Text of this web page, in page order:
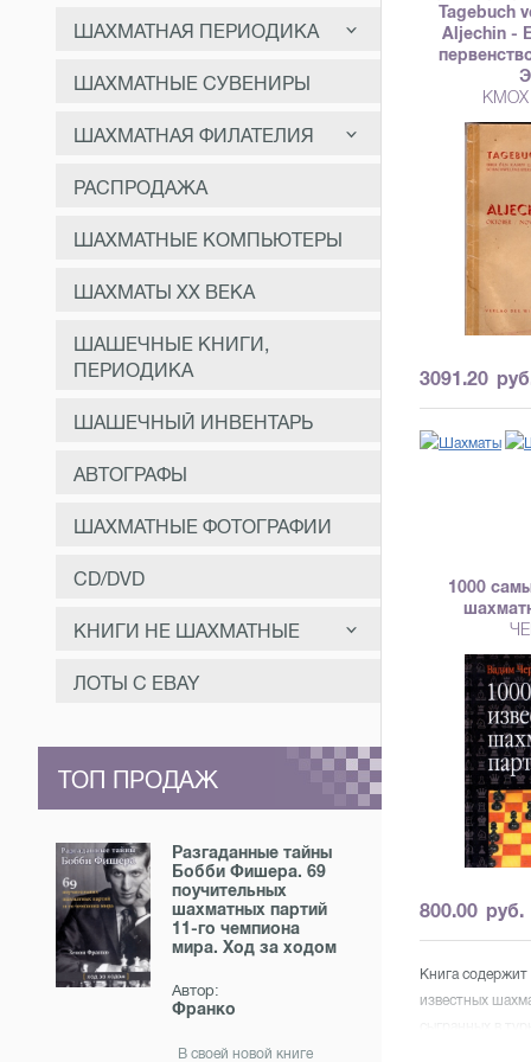
Книги до 1918г
Книги 1946-1990 гг
Шахматы подарочные,
Напольные (гигантские)
ШАХМАТНАЯ ПЕРИОДИКА
Шахматные спецвыпуски
периодика
года
ШАХМАТНЫЕ СУВЕНИРЫ
ШАХМАТНАЯ ФИЛАТЕЛИЯ
Марки
Денежные знаки
РАСПРОДАЖА
ШАХМАТНЫЕ КОМПЬЮТЕРЫ
ШАХМАТЫ ХХ ВЕКА
ШАШЕЧНЫЕ КНИГИ,
ПЕРИОДИКА
ШАШЕЧНЫЙ ИНВЕНТАРЬ
АВТОГРАФЫ
ШАХМАТНЫЕ ФОТОГРАФИИ
CD/DVD
КНИГИ НЕ ШАХМАТНЫЕ
САМООЗДОРОВЛЕНИЕ
ЛОТЫ С EBAY
ТОП ПРОДАЖ
Разгаданные тайны
Бобби Фишера. 69
поучительных
шахматных партий
11-го чемпиона
мира. Ход за ходом
Автор:
Франко
В своей новой книге
Tagebuch
Aljechin -
КМОХ
3091.20
1000
800.00 руб.
Книга
известных